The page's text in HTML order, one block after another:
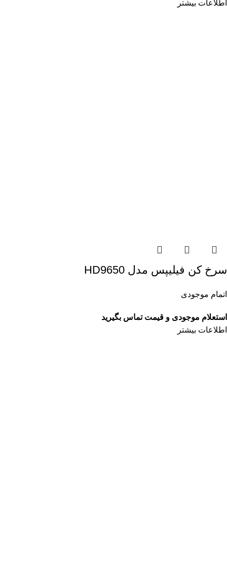
اطلاعات بیشتر
سرخ کن فیلیپس مدل HD9650
اتمام موجودی
استعلام موجودی و قیمت تماس بگیرید
اطلاعات بیشتر